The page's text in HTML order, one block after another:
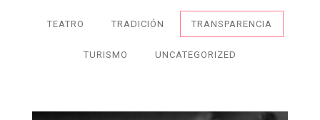
TEATRO TRADICIÓN TRANSPARENCIA
TURISMO UNCATEGORIZED